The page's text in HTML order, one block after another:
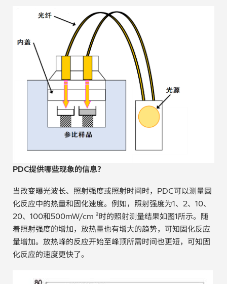
镀层厚度测量
PDC提供哪些现象的信息？
当改变曝光波长、照射强度或照射时间时，PDC可以测量固
化反应中的热量和固化速度。例如，照射强度为1、2、10、
20、100和500mW/cm ²时的照射测量结果如图1所示。随
着照射强度的增加，放热量也有增大的趋势，可知固化反应
量增加。放热峰的反应开始至峰顶所需时间也更短，可知固
化反应的速度更快了。